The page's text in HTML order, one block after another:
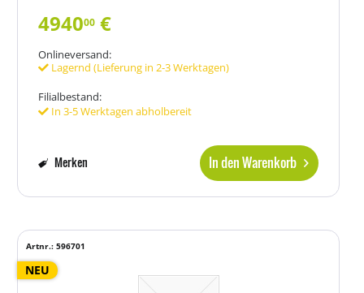
494000 €
Onlineversand:
Lagernd (Lieferung in 2-3 Werktagen)
Filialbestand:
In 3-5 Werktagen abholbereit
In den Warenkorb
Merken
NEU
Artnr.: 596701